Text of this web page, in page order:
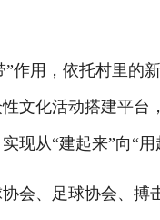
用，依托村里的
文化活动搭建平台
从“建起来”向“用
、足球协会、搏